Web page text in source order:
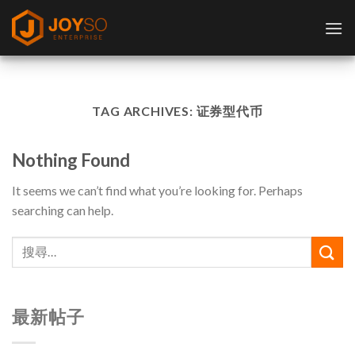
Skip
content
TAG ARCHIVES: 证券型代币
Nothing Found
It seems we can’t find what you’re looking for. Perhaps
searching can help.
最新帖子